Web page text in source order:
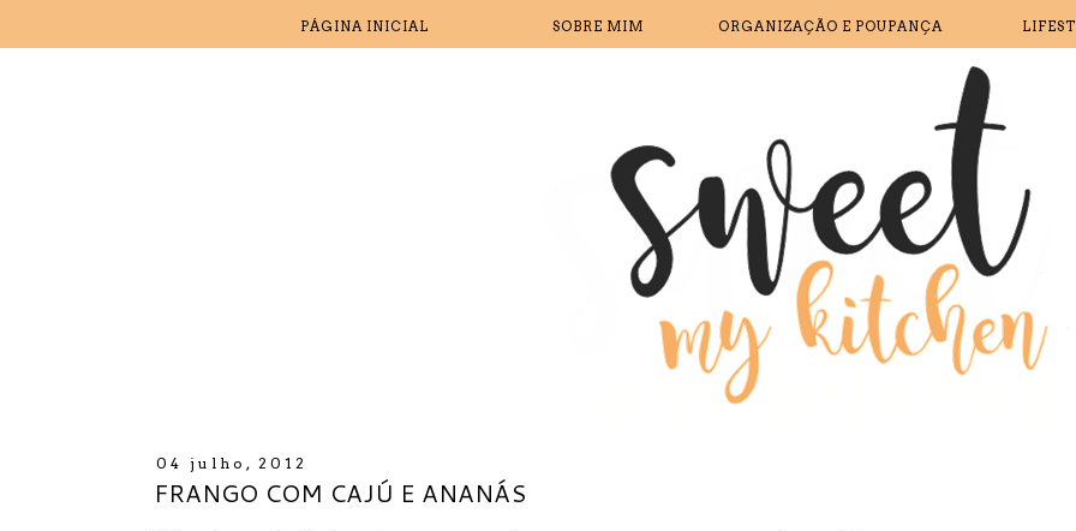
PÁGINA INICIAL SOBRE MIM ORGANIZAÇÃO E POUPANÇA
04 julho, 2012
FRANGO COM CAJÚ E ANANÁS